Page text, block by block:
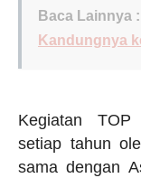
Baca Lainnya :
Kandungnya
Kegiatan TOP
setiap tahun
sama dengan